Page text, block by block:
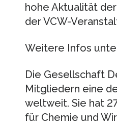
hohe Aktualität
der VCW-
Weitere Infos
Die Gesellschaft
Mitgliedern eine
weltweit. Sie hat
für Chemie und